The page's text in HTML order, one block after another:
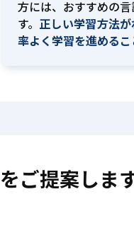
方には、おすすめの
す。 正しい学習方法
率よく学習を進めるこ
をご提案しま